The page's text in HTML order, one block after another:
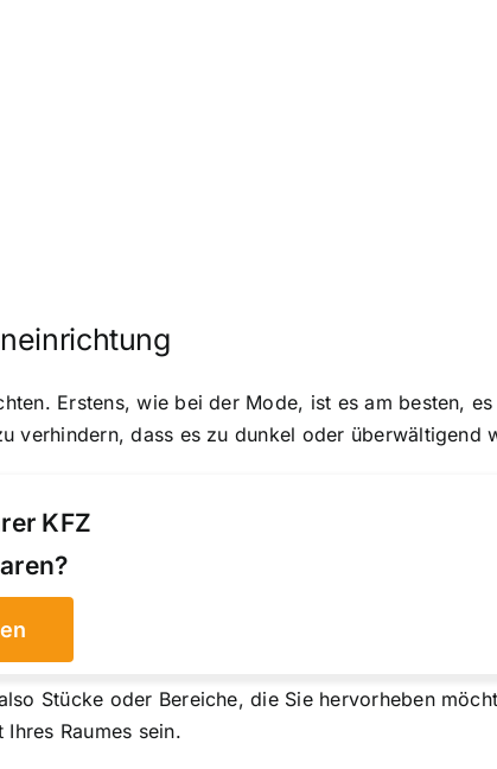
Erstens, wie bei der Mode, ist es am besten,
verhindern, dass es zu dunkel oder überwältigend
KFZ
Stücke oder Bereiche, die Sie hervorheben
Raumes sein.